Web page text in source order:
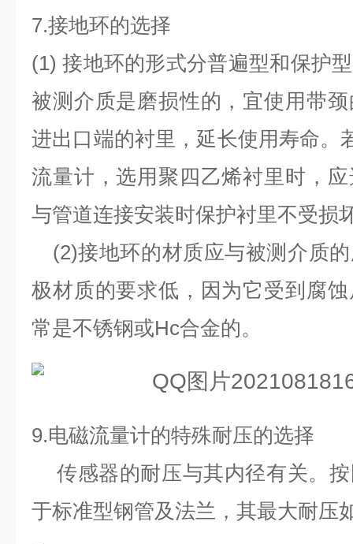
7.接地环的选择
(1)接地环的形式分普遍型和保护
被测介质是磨损性的，宜使用带
进出口端的衬里，延长使用寿命。
流量计，选用聚四乙烯衬里时，
与管道连接安装时保护衬里不受损
(2)接地环的材质应与被测介质
极材质的要求低，因为它受到腐
常是不锈钢或Hc合金的。
9.电磁流量计的特殊耐压的选择
传感器的耐压与其内径有关。
于标准型钢管及法兰，其最大耐压